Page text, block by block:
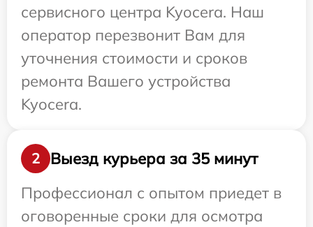
сервисного центра Kyocera. Наш
оператор перезвонит Вам для
уточнения стоимости и сроков
ремонта Вашего устройства
Kyocera.
2
Выезд курьера за 35 минут
Профессионал с опытом приедет в
оговоренные сроки для осмотра